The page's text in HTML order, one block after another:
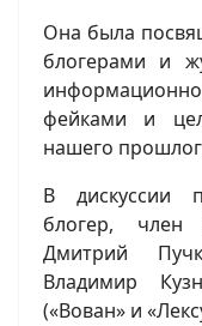
Она была
блогерами и
фейками и
нашего
В дискуссии
блогер,
Дмитрий
Владимир
(«Вован» и